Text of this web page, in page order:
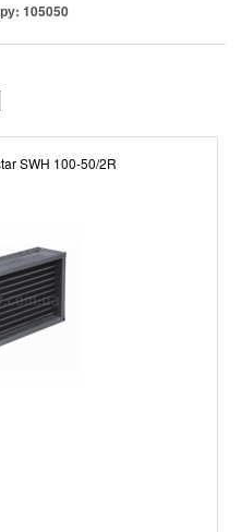
105050
SWH 100-50/2R